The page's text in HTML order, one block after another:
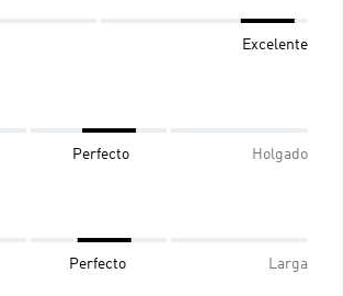
Excelente
Perfecto Holgado
Perfecto Larga